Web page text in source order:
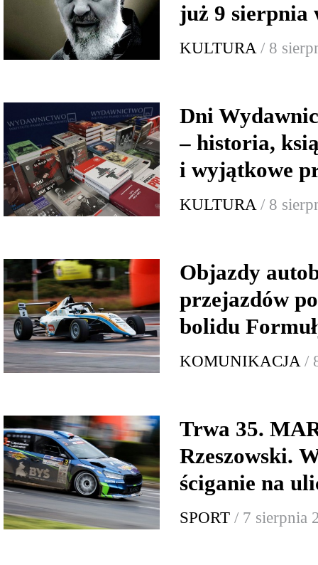
już 9 sierpnia
KULTURA / 8
Dni
– historia,
i wyjątkowe
KULTURA / 8
Objazdy
przejazdów
bolidu
KOMUNIKACJA /
Trwa 35.
Rzeszowski.
ściganie na
SPORT / 7 sierpnia